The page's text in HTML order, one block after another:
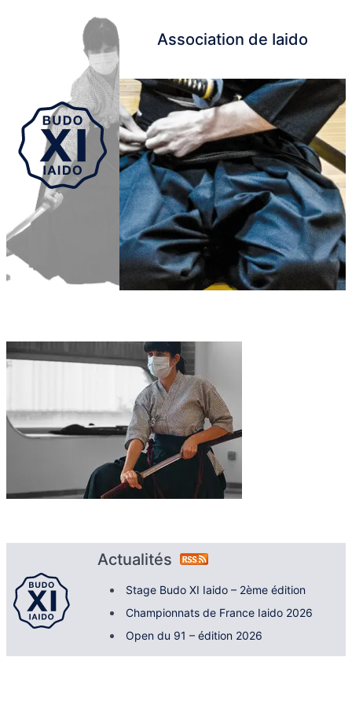
Association de Iaido
Actualités
Stage Budo XI Iaido – 2ème édition
Championnats de France Iaido 2026
Open du 91 – édition 2026